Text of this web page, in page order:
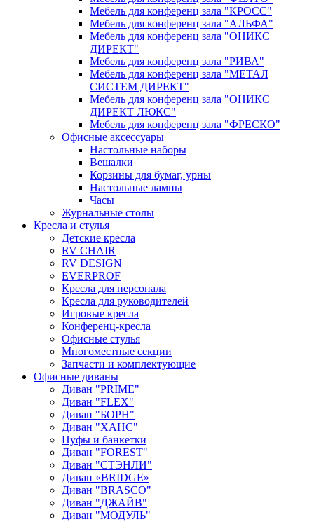
Мебель для конференц зала "КРОСС"
Мебель для конференц зала "АЛЬФА"
Мебель для конференц зала "ОНИКС
ДИРЕКТ"
Мебель для конференц зала "РИВА"
Мебель для конференц зала "МЕТАЛ
СИСТЕМ ДИРЕКТ"
Мебель для конференц зала "ОНИКС
ДИРЕКТ ЛЮКС"
Мебель для конференц зала "ФРЕСКО"
Офисные аксессуары
Настольные наборы
Вешалки
Корзины для бумаг, урны
Настольные лампы
Часы
Журнальные столы
Кресла и стулья
Детские кресла
RV CHAIR
RV DESIGN
EVERPROF
Кресла для персонала
Кресла для руководителей
Игровые кресла
Конференц-кресла
Офисные стулья
Многоместные секции
Запчасти и комплектующие
Офисные диваны
Диван "PRIME"
Диван "FLEX"
Диван "БОРН"
Диван "ХАНС"
Пуфы и банкетки
Диван "FOREST"
Диван "СТЭНЛИ"
Диван «BRIDGE»
Диван "BRASCO"
Диван "ДЖАЙВ"
Диван "МОДУЛЬ"